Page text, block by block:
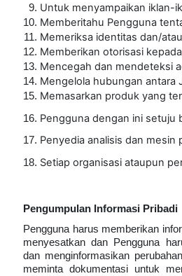
Untuk menyampaikan iklan-
Memberitahu Pengguna
Memeriksa identitas dan/
Memberikan otorisasi
Mencegah dan mendeteksi
Mengelola hubungan antara
Memasarkan produk yang
Pengguna dengan ini setuju
Penyedia analisis dan
Setiap organisasi ataupun
Pengumpulan Informasi Pribadi
Pengguna harus memberikan
menyesatkan dan Pengguna
dan menginformasikan
meminta dokumentasi untuk